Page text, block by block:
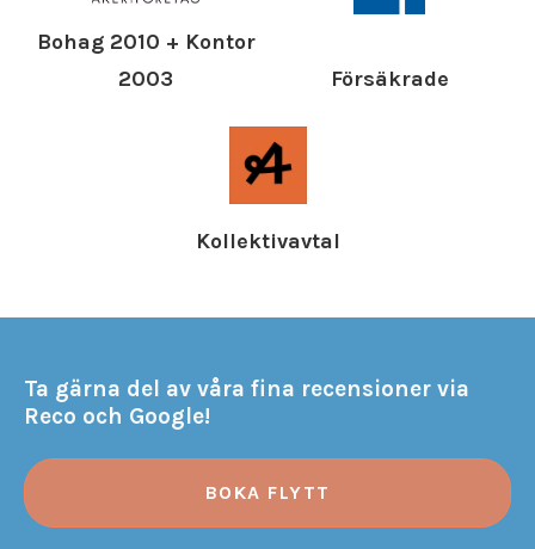
Bohag 2010 + Kontor
2003
Försäkrade
Kollektivavtal
Ta gärna del av våra fina recensioner via
Reco och Google!
BOKA FLYTT